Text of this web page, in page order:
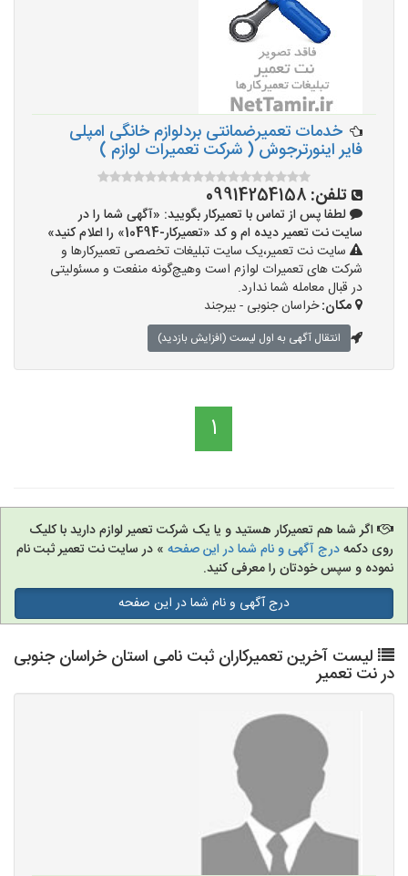
خدمات تعمیرضمانتی بردلوازم خانگی امپلی
فایر اینورترجوش ( شرکت تعمیرات لوازم )
تلفن: 09914254158
لطفا پس از تماس با تعمیرکار بگویید: «آگهی شما را در
سایت نت تعمیر دیده ام و کد «تعمیرکار-10494» را اعلام کنید»
سایت نت تعمیر،یک سایت تبلیغات تخصصی تعمیرکارها و
شرکت های تعمیرات لوازم است وهیچ‌گونه منفعت و مسئولیتی
در قبال معامله شما ندارد.
مکان:خراسان جنوبی - بیرجند
انتقال آگهی به اول لیست (افزایش بازدید)
1
اگر شما هم تعمیرکار هستید و یا یک شرکت تعمیر لوازم دارید با کلیک
روی دکمهدرج آگهی و نام شما در این صفحه » در سایت نت تعمیر ثبت نام
نموده و سپس خودتان را معرفی کنید.
درج آگهی و نام شما در این صفحه
لیست آخرین تعمیرکاران ثبت نامی استان خراسان جنوبی
در نت تعمیر